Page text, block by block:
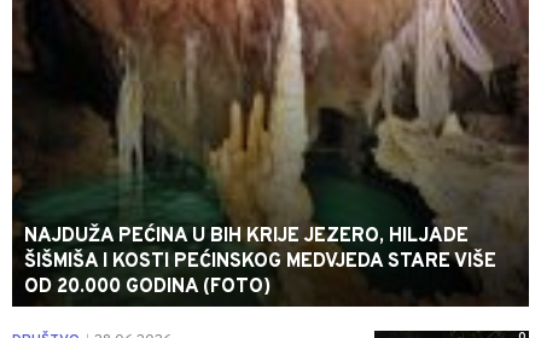
NAJDUŽA PEĆINA U BIH KRIJE JEZERO, HILJADE
ŠIŠMIŠA I KOSTI PEĆINSKOG MEDVJEDA STARE VIŠE
OD 20.000 GODINA (FOTO)